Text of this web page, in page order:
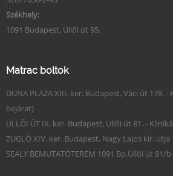
Székhely:
1091 Budapest, Üllői út 95.
Matrac boltok
DUNA PLAZA XIII. ker. Budapest, Váci út 178.
bejárat)
ÜLLŐI ÚT IX. ker. Budapest, Üllői út 81. -
ZUGLÓ XIV. ker. Budapest, Nagy Lajos kir. útja
SEALY BEMUTATÓTEREM 1091 Bp.Üllői út 81/b